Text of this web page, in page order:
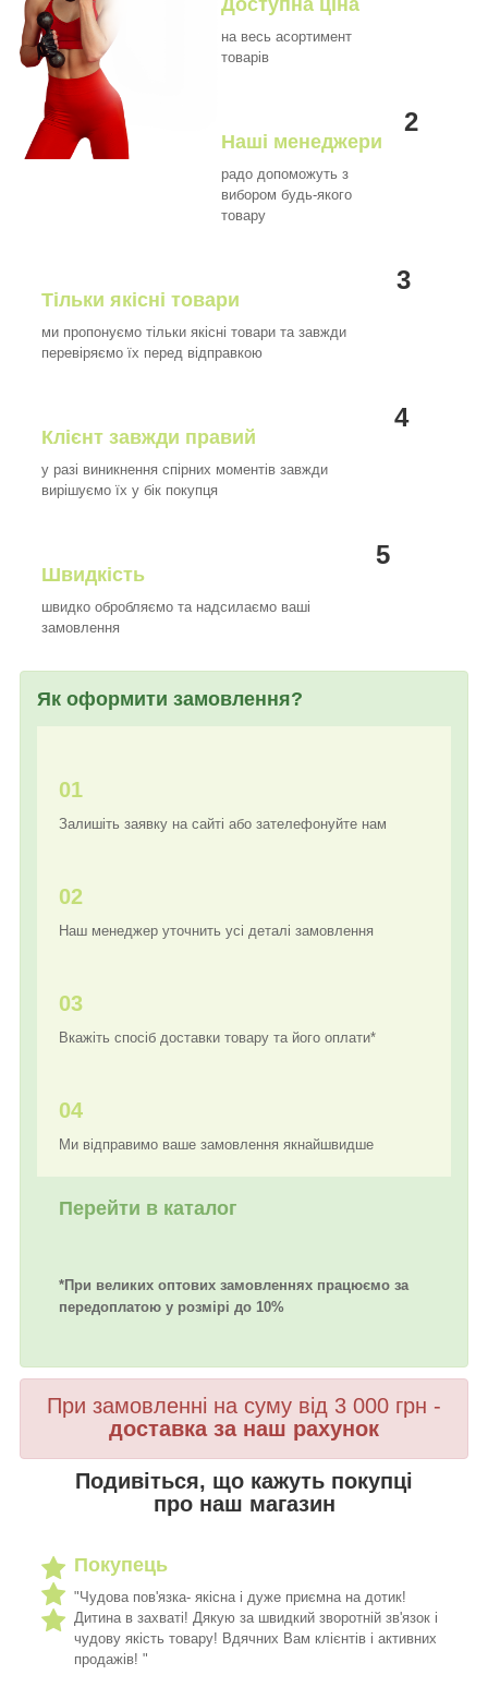
Доступна ціна
на весь асортимент
товарів
2
Наші менеджери
радо допоможуть з
вибором будь-якого
товару
3
Тільки якісні товари
ми пропонуємо тільки якісні товари та завжди
перевіряємо їх перед відправкою
4
Клієнт завжди правий
у разі виникнення спірних моментів завжди
вирішуємо їх у бік покупця
5
Швидкість
швидко обробляємо та надсилаємо ваші
замовлення
Як оформити замовлення?
01
Залишіть заявку на сайті або зателефонуйте нам
02
Наш менеджер уточнить усі деталі замовлення
03
Вкажіть спосіб доставки товару та його оплати*
04
Ми відправимо ваше замовлення якнайшвидше
Перейти в каталог
*При великих оптових замовленнях працюємо за
передоплатою у розмірі до 10%
При замовленні на суму від 3 000 грн -
доставка за наш рахунок
Подивіться, що кажуть покупці
про наш магазин
Покупець
"Чудова пов'язка- якісна і дуже приємна на дотик!
Дитина в захваті! Дякую за швидкий зворотній зв'язок і
чудову якість товару! Вдячних Вам клієнтів і активних
продажів! "